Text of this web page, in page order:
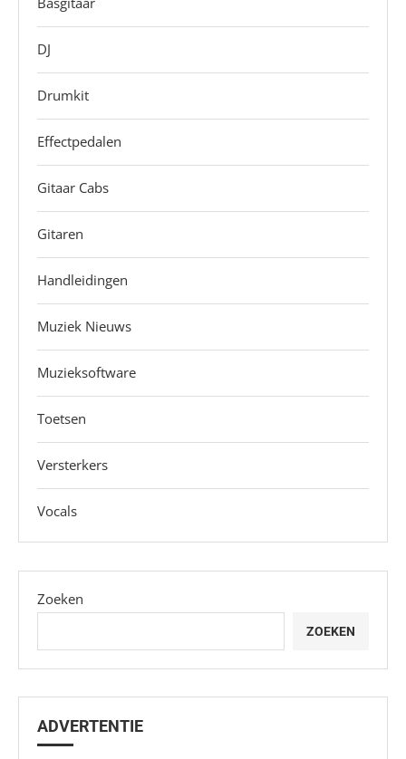
Zoeken
ZOEKEN
ADVERTENTIE
DJ
Drumkit
Effectpedalen
Gitaar Cabs
Gitaren
Handleidingen
Muziek Nieuws
Muzieksoftware
Toetsen
Versterkers
Vocals